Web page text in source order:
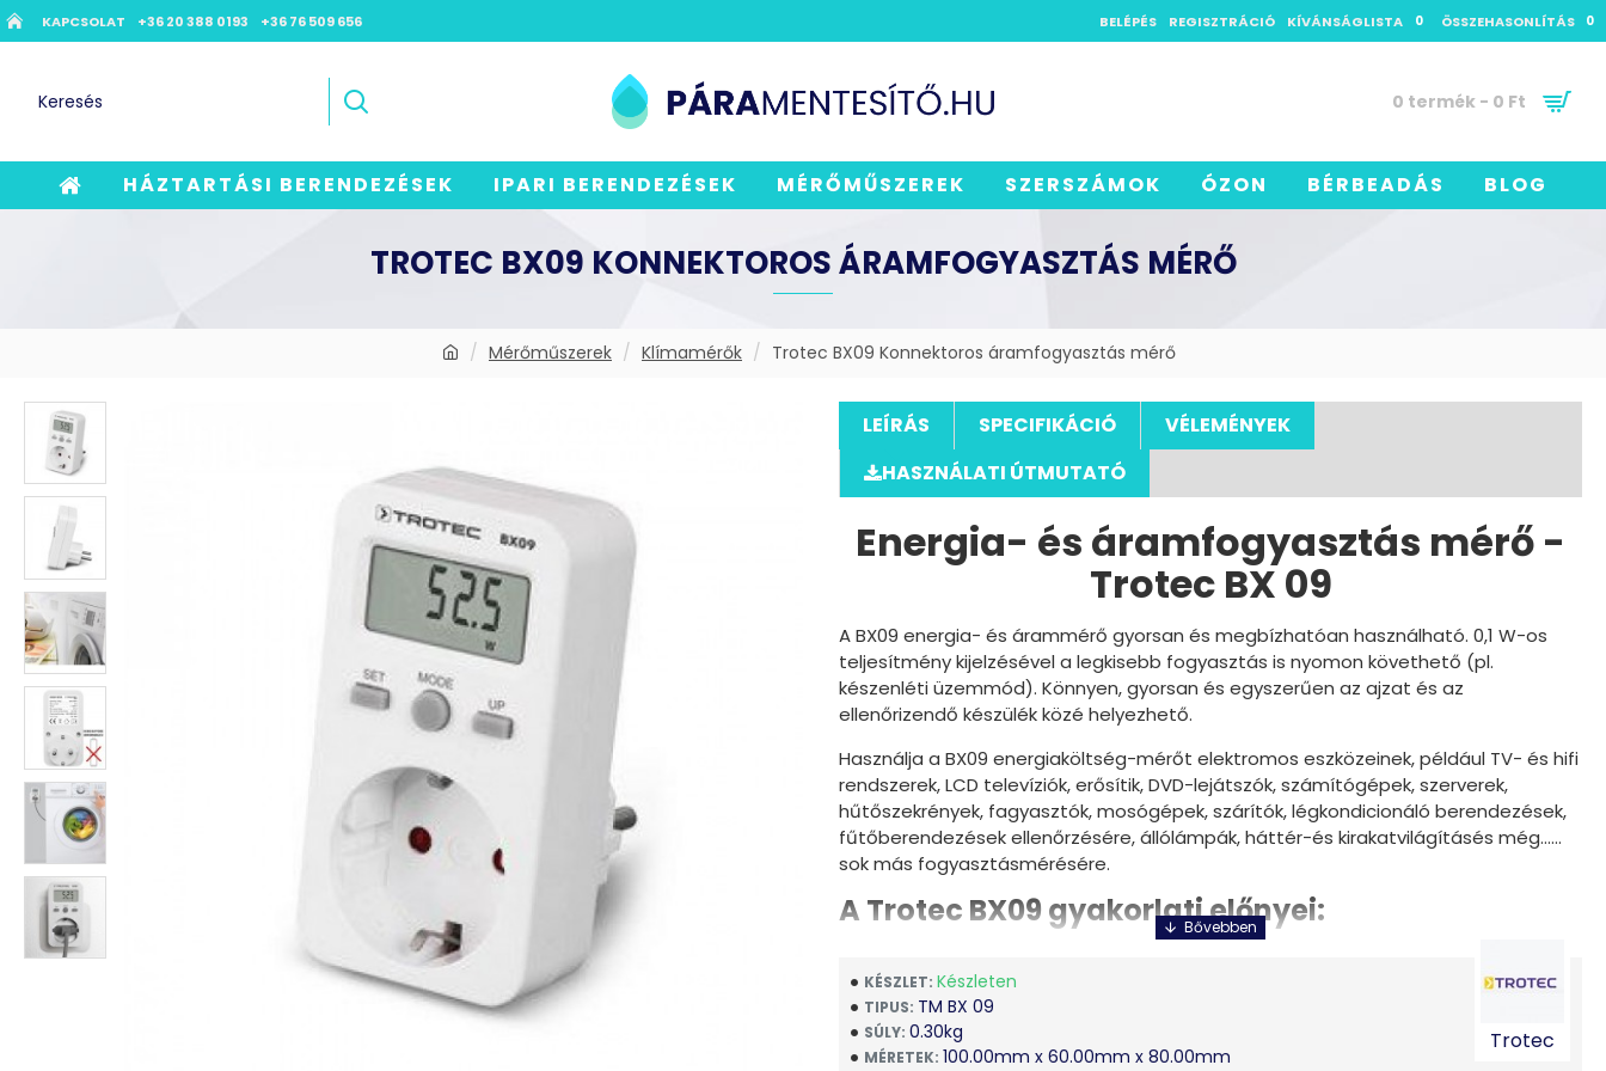
KAPCSOLAT +36 20 388 0193 +36 76 509 656 BELÉPÉS REGISZTRÁCIÓ KÍVÁNSÁGLISTA 0 ÖSSZEHASONLÍTÁS 0
0 termék - 0 Ft
HÁZTARTÁSI BERENDEZÉSEK IPARI BERENDEZÉSEK MÉRŐMŰSZEREK SZERSZÁMOK ÓZON BÉRBEADÁS BLOG
Mérőműszerek Klímamérők Trotec BX09 Konnektoros áramfogyasztás mérő
TROTEC BX09 KONNEKTOROS ÁRAMFOGYASZTÁS MÉRŐ
LEÍRÁS SPECIFIKÁCIÓ
VÉLEMÉNYEK
HASZNÁLATI ÚTMUTATÓ
Energia- és áramfogyasztás mérő -
Trotec BX 09
A BX09 energia- és árammérő gyorsan és megbízhatóan használható. 0,1 W-os
teljesítmény kijelzésével a legkisebb fogyasztás is nyomon követhető (pl.
készenléti üzemmód). Könnyen, gyorsan és egyszerűen az ajzat és az
ellenőrizendő készülék közé helyezhető.
Használja a BX09 energiaköltség-mérőt elektromos eszközeinek, például TV- és hifi
rendszerek, LCD televíziók, erősítik, DVD-lejátszók, számítógépek, szerverek,
hűtőszekrények, fagyasztók, mosógépek, szárítók, légkondicionáló berendezések,
fűtőberendezések ellenőrzésére, állólámpák, háttér-és kirakatvilágításés még......
sok más fogyasztásmérésére.
A Trotec BX09 gyakorlati előnyei:
Már a 0,1 W-os elektromos áramfogyasztás is méri,
Egyszerre egy, ill. több készülék áramfogyasztását is méri
Egyszerűen leolvasható és jól értelmezhető kijelző
Áramkimaradás nem befolyásolja a működését
KÉSZLET: Készleten
TIPUS: TM BX 09
SÚLY: 0.30kg
MÉRETEK: 100.00mm x 60.00mm x 80.00mm
Trotec